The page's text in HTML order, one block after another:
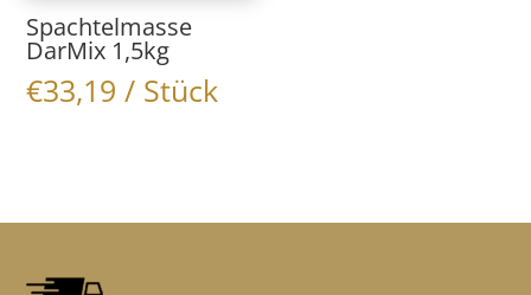
Spachtelmasse
DarMix 1,5kg
€33,19 / Stück